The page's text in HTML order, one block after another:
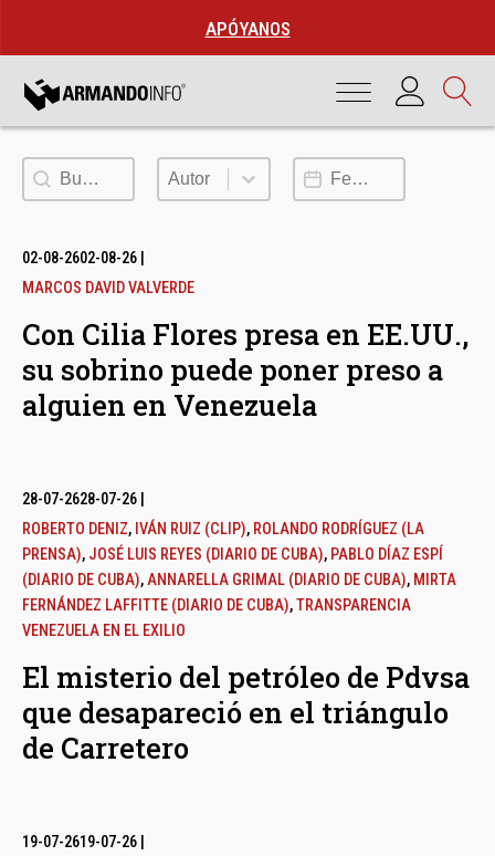
APÓYANOS
Buscar Autor
Autor Fecha de publicación
02-08-2602-08-26
MARCOS DAVID VALVERDE
Con Cilia Flores presa en EE.UU.,
su sobrino puede poner preso a
alguien en Venezuela
28-07-2628-07-26
ROBERTO DENIZ, IVÁN RUIZ (CLIP), ROLANDO RODRÍGUEZ (LA
PRENSA), JOSÉ LUIS REYES (DIARIO DE CUBA), PABLO DÍAZ ESPÍ
(DIARIO DE CUBA),ANNARELLA GRIMAL (DIARIO DE CUBA), MIRTA
FERNÁNDEZ LAFFITTE (DIARIO DE CUBA),TRANSPARENCIA
VENEZUELA EN EL EXILIO
El misterio del petróleo de Pdvsa
que desapareció en el triángulo
de Carretero
19-07-2619-07-26